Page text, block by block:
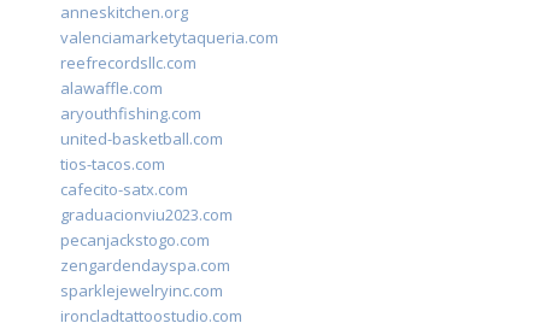
anneskitchen.org
valenciamarketytaqueria.com
reefrecordsllc.com
alawaffle.com
aryouthfishing.com
united-basketball.com
tios-tacos.com
cafecito-satx.com
graduacionviu2023.com
pecanjackstogo.com
zengardendayspa.com
sparklejewelryinc.com
ironcladtattoostudio.com